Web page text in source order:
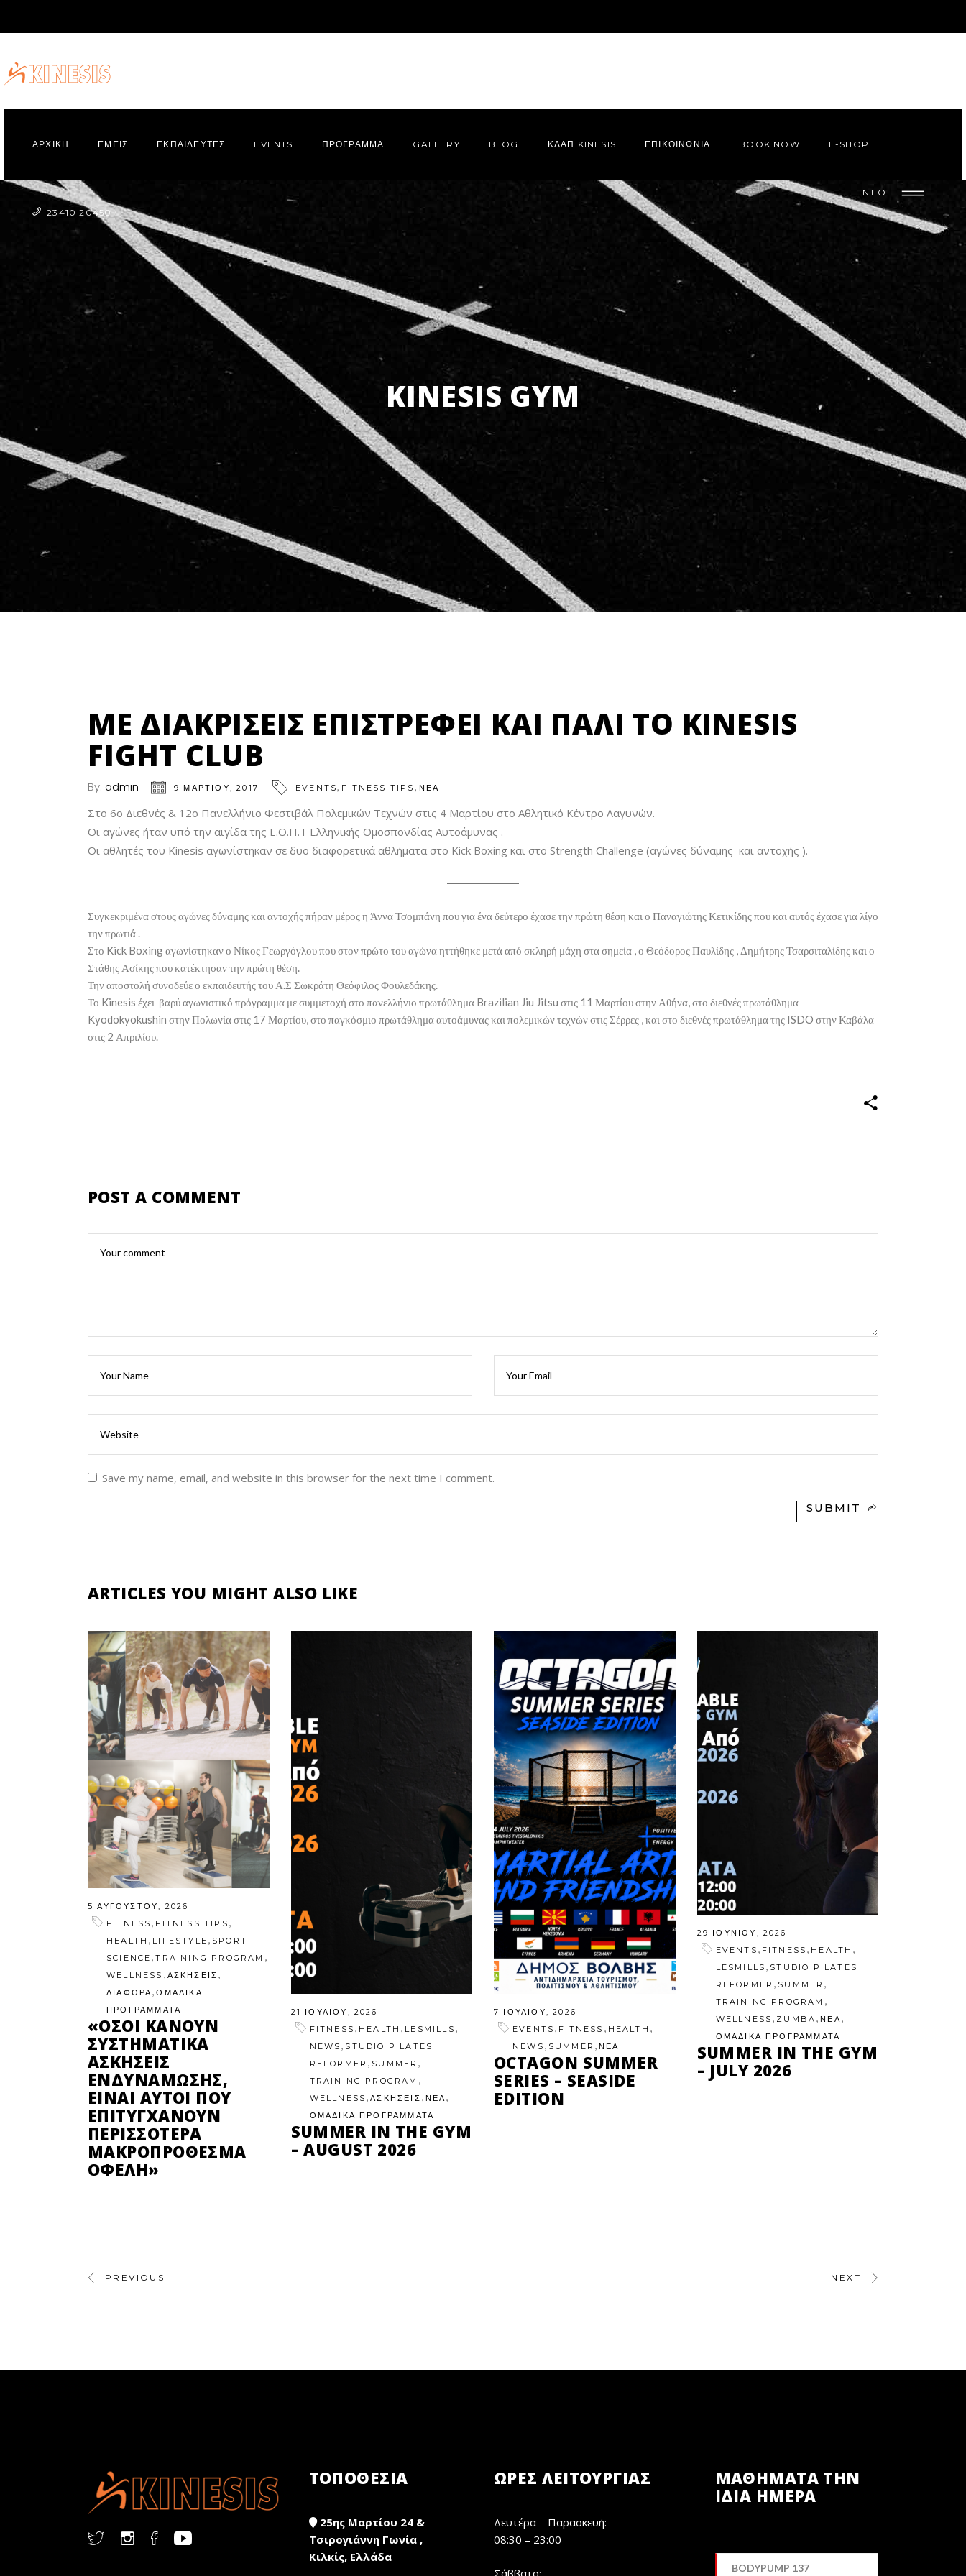
ΑΡΧΙΚΗ ΕΜΕΙΣ ΕΚΠΑΙΔΕΥΤΕΣ EVENTS ΠΡΌΓΡΑΜΜΑ GALLERY BLOG ΚΔΑΠ KINESIS ΕΠΙΚΟΙΝΩΝΙΑ BOOK NOW E-SHOP
23410 20450
INFO
KINESIS GYM
ΜΕ ΔΙΑΚΡΊΣΕΙΣ ΕΠΙΣΤΡΈΦΕΙ ΚΑΙ ΠΆΛΙ ΤΟ KINESIS
FIGHT CLUB
By: admin 9 ΜΑΡΤΊΟΥ, 2017 EVENTS, FITNESS TIPS , ΝΕΑ
Στο 6ο Διεθνές & 12ο Πανελλήνιο Φεστιβάλ Πολεμικών Τεχνών στις 4 Μαρτίου στο Αθλητικό Κέντρο Λαγυνών.
Οι αγώνες ήταν υπό την αιγίδα της Ε.Ο.Π.Τ Ελληνικής Ομοσπονδίας Αυτοάμυνας .
Οι αθλητές του Kinesis αγωνίστηκαν σε δυο διαφορετικά αθλήματα στο Kick Boxing και στο Strength Challenge (αγώνες δύναμης και αντοχής ).
Συγκεκριμένα στους αγώνες δύναμης και αντοχής πήραν μέρος η Άννα Τσομπάνη που για ένα δεύτερο έχασε την πρώτη θέση και ο Παναγιώτης Κετικίδης που και αυτός έχασε για λίγο
την πρωτιά .
Στο Kick Boxing αγωνίστηκαν ο Νίκος Γεωργόγλου που στον πρώτο του αγώνα ηττήθηκε μετά από σκληρή μάχη στα σημεία , ο Θεόδορος Παυλίδης , Δημήτρης Τσαρσιταλίδης και ο
Στάθης Ασίκης που κατέκτησαν την πρώτη θέση.
Την αποστολή συνοδεύε ο εκπαιδευτής του Α.Σ Σωκράτη Θεόφιλος Φουλεδάκης.
Το Kinesis έχει βαρύ αγωνιστικό πρόγραμμα με συμμετοχή στο πανελλήνιο πρωτάθλημα Brazilian Jiu Jitsu στις 11 Μαρτίου στην Αθήνα, στο διεθνές πρωτάθλημα
Kyodokyokushin στην Πολωνία στις 17 Μαρτίου, στο παγκόσμιο πρωτάθλημα αυτοάμυνας και πολεμικών τεχνών στις Σέρρες , και στο διεθνές πρωτάθλημα της ISDO στην Καβάλα
στις 2 Απριλίου.
POST A COMMENT
Save my name, email, and website in this browser for the next time I comment.
SUBMIT
ARTICLES YOU MIGHT ALSO LIKE
5 ΑΥΓΟΎΣΤΟΥ, 2026
FITNESS , FITNESS TIPS ,
HEALTH , LIFESTYLE , SPORT
SCIENCE ,TRAINING PROGRAM ,
WELLNESS , ΑΣΚΗΣΕΙΣ ,
ΔΙΑΦΟΡΑ,ΟΜΑΔΙΚΑ
ΠΡΟΓΡΑΜΜΑΤΑ
«ΌΣΟΙ ΚΆΝΟΥΝ
ΣΥΣΤΗΜΑΤΙΚΆ
ΑΣΚΉΣΕΙΣ
ΕΝΔΥΝΆΜΩΣΗΣ,
ΕΊΝΑΙ ΑΥΤΟΊ ΠΟΥ
ΕΠΙΤΥΓΧΆΝΟΥΝ
ΠΕΡΙΣΣΌΤΕΡΑ
ΜΑΚΡΟΠΡΌΘΕΣΜΑ
ΟΦΈΛΗ»
21 ΙΟΥΛΊΟΥ, 2026
FITNESS
HEALTH LESMILLS
NEWS
STUDIO PILATES
REFORMER
SUMMER
TRAINING PROGRAM
WELLNESS ΑΣΚΗΣΕΙΣ ΝΕΑ
ΟΜΑΔΙΚΑ ΠΡΟΓΡΑΜΜΑΤΑ
SUMMER IN THE GYM
– AUGUST 2026
7 ΙΟΥΛΊΟΥ, 2026
EVENTS
FITNESS HEALTH
NEWS SUMMER ,ΝΕΑ
OCTAGON SUMMER
SERIES – SEASIDE
EDITION
29 ΙΟΥΝΊΟΥ, 2026
EVENTS
FITNESS HEALTH
LESMILLS
STUDIO PILATES
REFORMER
SUMMER
TRAINING PROGRAM
WELLNESS ZUMBA ,ΝΕΑ
ΟΜΑΔΙΚΑ ΠΡΟΓΡΑΜΜΑΤΑ
SUMMER IN THE GYM
– JULY 2026
PREVIOUS NEXT
ΤΟΠΟΘΕΣΙΑ
25ης Μαρτίου 24 &
Τσιρογιάννη Γωνία ,
Κιλκίς, Ελλάδα
ΏΡΕΣ ΛΕΙΤΟΥΡΓΊΑΣ
Δευτέρα – Παρασκευή:
08:30 – 23:00
ΜΑΘΗΜΑΤΑ ΤΗΝ
ΙΔΙΑ ΗΜΕΡΑ
BODYPUMP 137